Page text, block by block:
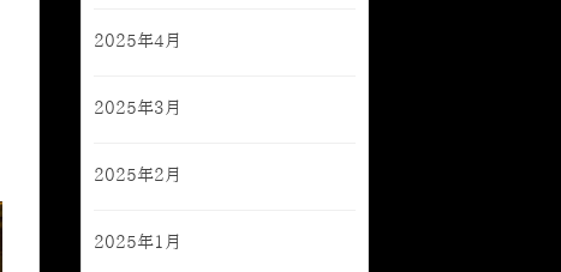
2025年4月
2025年3月
2025年2月
2025年1月